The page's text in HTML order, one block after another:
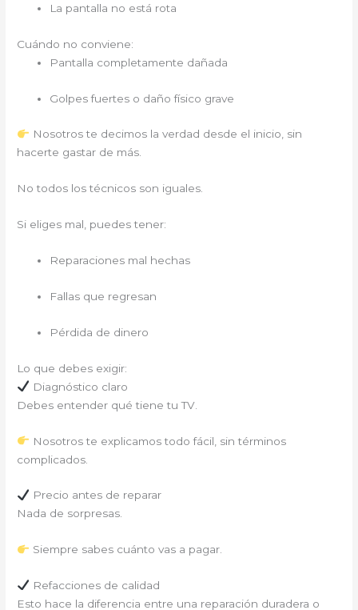
La pantalla no está rota
Cuándo no conviene:
Pantalla completamente dañada
Golpes fuertes o daño físico grave
Nosotros te decimos la verdad desde el inicio, sin
hacerte gastar de más.
No todos los técnicos son iguales.
Si eliges mal, puedes tener:
Reparaciones mal hechas
Fallas que regresan
Pérdida de dinero
Lo que debes exigir:
Diagnóstico claro
Debes entender qué tiene tu TV.
Nosotros te explicamos todo fácil, sin términos
complicados.
Precio antes de reparar
Nada de sorpresas.
Siempre sabes cuánto vas a pagar.
Refacciones de calidad
Esto hace la diferencia entre una reparación duradera o